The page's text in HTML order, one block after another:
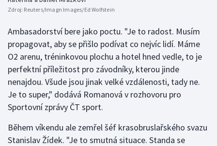
Zdroj: Reuters/Imagn Images/Ed Wolfstein
Ambasadorství bere jako poctu. "Je to radost. Musím
propagovat, aby se přišlo podívat co nejvíc lidí. Máme
O2 arenu, tréninkovou plochu a hotel hned vedle, to je
perfektní příležitost pro závodníky, kterou jinde
nenajdou. Všude jsou jinak velké vzdálenosti, tady ne.
Je to super," dodává Romanová v rozhovoru pro
Sportovní zprávy ČT sport.
Během víkendu ale zemřel šéf krasobruslařského svazu
Stanislav Žídek. "Je to smutná situace. Standa se